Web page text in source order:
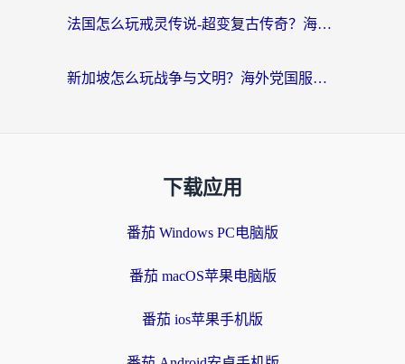
法国怎么玩戒灵传说-超变复古传奇？海外玩家国服游戏加速终极指南
新加坡怎么玩战争与文明？海外党国服游戏加速器终极避坑指南
下载应用
番茄 Windows PC电脑版
番茄 macOS苹果电脑版
番茄 ios苹果手机版